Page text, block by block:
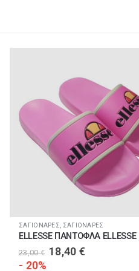
Αυτό το προϊόν έχει πολλαπλές παραλλαγές. Οι επιλογές μπορούν να επιλεγούν στη σελίδα του προϊόντος
ΣΑΓΙΟΝΑΡΕΣ ΣΑΓΙΟΝΑΡΕΣ
ELLESSE ΠΑΝΤΟΦΛΑ ELLESSE
23,00€ Original
18,40 €
- 20%